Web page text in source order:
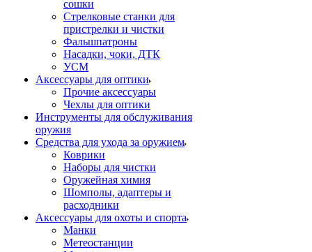
сошки
Стрелковые станки для
пристрелки и чистки
Фальшпатроны
Насадки, чоки, ДТК
УСМ
Аксессуары для оптики
Прочие аксессуары
Чехлы для оптики
Инструменты для обслуживания
оружия
Средства для ухода за оружием
Коврики
Наборы для чистки
Оружейная химия
Шомполы, адаптеры и
расходники
Аксессуары для охоты и спорта
Манки
Метеостанции